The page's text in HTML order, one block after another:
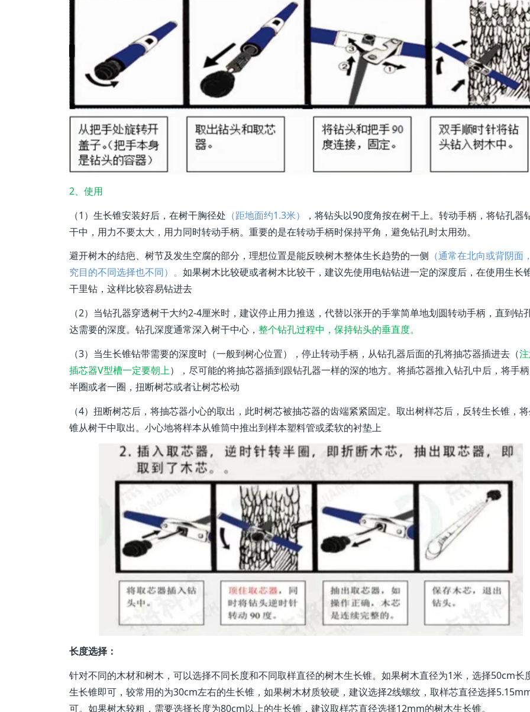
2、使用
（1）生长锥安装好后，在树干胸径处 （距地面约1.3米）
，将钻头以90度角按在树干上。转动手柄，将钻孔器
干中，用力不要太大，用力同时转动手柄。重要的是在转动手柄时保持平角，避免钻孔时太用劲。
避开树木的结疤、树节及发生空腐的部分， 理想位置是能反映树木整体生长趋势的一侧 （通常在北向或背阴面
究目的不同选择也不同）。 如果树木比较硬或者树木比较干，建议先使用电钻钻进一定的深度后，在使用生长
干里钻，这样比较容易钻进去
（2）当钻孔器穿透树干大约2-4厘米时，建议停止用力推送，代替以张开的手掌简单地划圆转动手柄，直到钻
达需要的深度。钻孔深度通常深入树干中心， 整个钻孔过程中，保持钻头的垂直度。
（3）当生长锥钻带需要的深度时 （一般到树心位置） ，停止转动手柄，从钻孔器后面的孔将抽芯器插进去（
插芯器V型槽一定要朝上），尽可能的将抽芯器插到跟钻孔器一样的深的地方。将插芯器推入钻孔中后，将手
半圈或者一圈，扭断树芯或者让树芯松动
（4）扭断树芯后，将抽芯器小心的取出，此时树芯被抽芯器的齿端紧紧固定。取出树样芯后，反转生长锥，
锥从树干中取出。小心地将样本从锥筒中推出到样本塑料管或柔软的衬垫上
长度选择：
针对不同的木材和树木，可以选择不同长度和不同取样直径的树木生长锥。如果树木直径为1米，选择50cm长
生长锥即可，较常用的为30cm左右的生长锥，如果树木材质较硬，建议选择2线螺纹，取样芯直径选择
可。如果树木较粗，需要选择长度为80cm以上的生长锥，建议取样芯直径选择12mm的树木生长锥。